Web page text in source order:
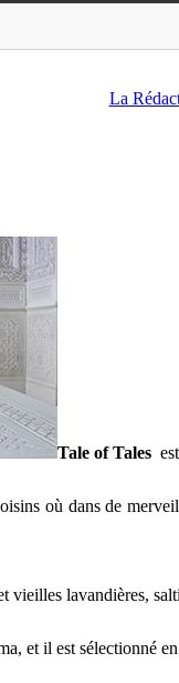
La
Tale of Tales
où dans de
vieilles lavandières,
et il est sélectionné